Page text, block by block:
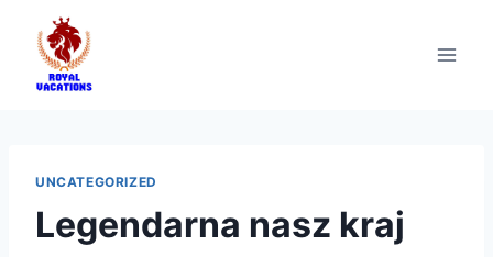
UNCATEGORIZED
Legendarna nasz kraj